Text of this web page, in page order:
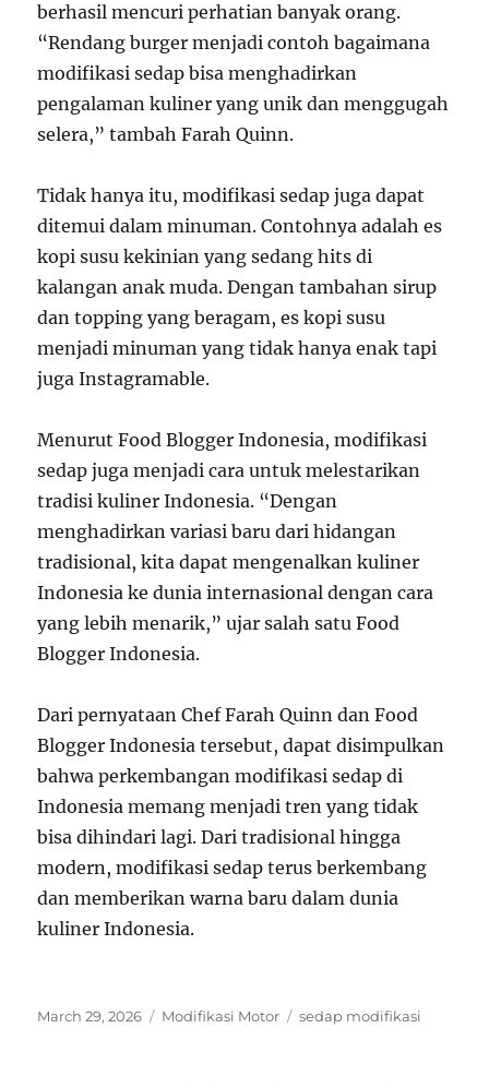
berhasil mencuri perhatian banyak orang.
“Rendang burger menjadi contoh bagaimana
modifikasi sedap bisa menghadirkan
pengalaman kuliner yang unik dan menggugah
selera,” tambah Farah Quinn.
Tidak hanya itu, modifikasi sedap juga dapat
ditemui dalam minuman. Contohnya adalah es
kopi susu kekinian yang sedang hits di
kalangan anak muda. Dengan tambahan sirup
dan topping yang beragam, es kopi susu
menjadi minuman yang tidak hanya enak tapi
juga Instagramable.
Menurut Food Blogger Indonesia, modifikasi
sedap juga menjadi cara untuk melestarikan
tradisi kuliner Indonesia. “Dengan
menghadirkan variasi baru dari hidangan
tradisional, kita dapat mengenalkan kuliner
Indonesia ke dunia internasional dengan cara
yang lebih menarik,” ujar salah satu Food
Blogger Indonesia.
Dari pernyataan Chef Farah Quinn dan Food
Blogger Indonesia tersebut, dapat disimpulkan
bahwa perkembangan modifikasi sedap di
Indonesia memang menjadi tren yang tidak
bisa dihindari lagi. Dari tradisional hingga
modern, modifikasi sedap terus berkembang
dan memberikan warna baru dalam dunia
kuliner Indonesia.
Posted
March 29, 2026 Categories
Modifikasi Motor Tags
sedap modifikasi